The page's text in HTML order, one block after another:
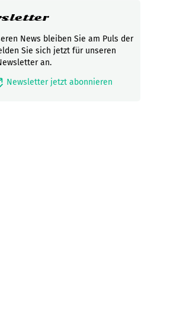
News bleiben Sie am Puls der
Sie sich jetzt für unseren
an.
Newsletter jetzt abonnieren